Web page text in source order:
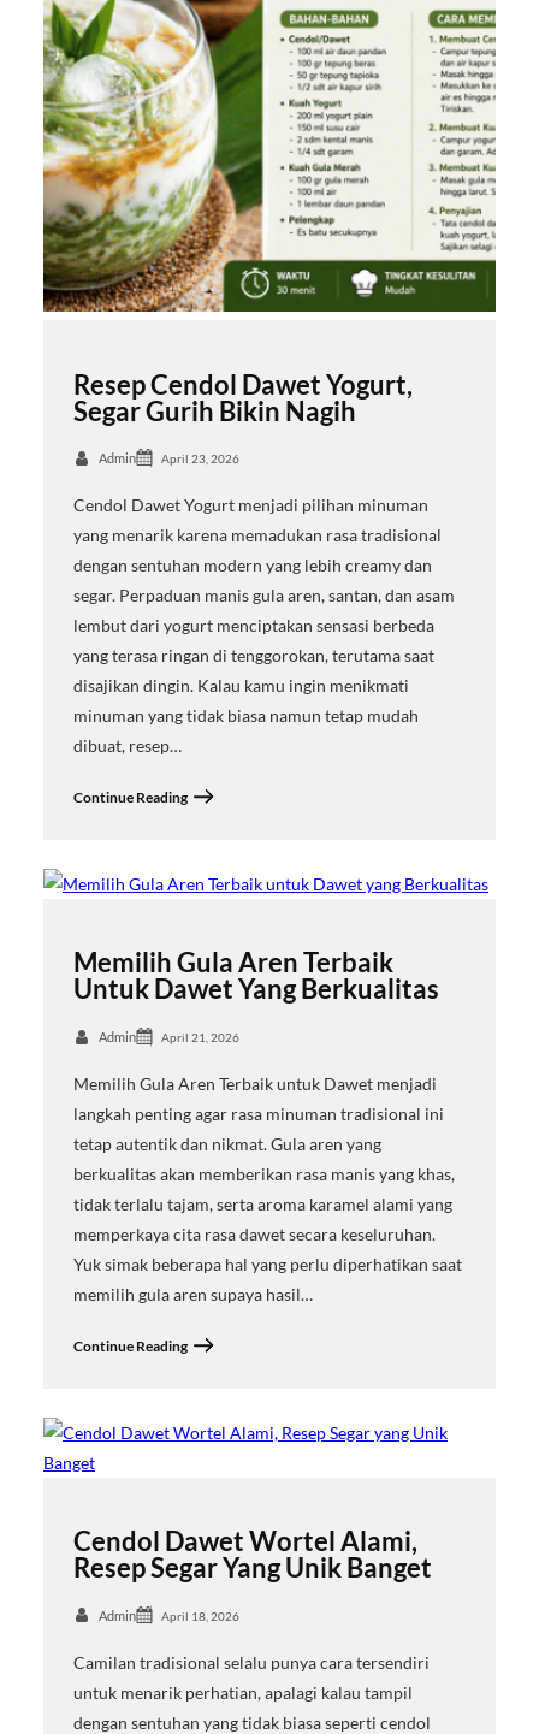
Resep Cendol Dawet Yogurt,
Segar Gurih Bikin Nagih
Admin April 23, 2026
Cendol Dawet Yogurt menjadi pilihan minuman
yang menarik karena memadukan rasa tradisional
dengan sentuhan modern yang lebih creamy dan
segar. Perpaduan manis gula aren, santan, dan asam
lembut dari yogurt menciptakan sensasi berbeda
yang terasa ringan di tenggorokan, terutama saat
disajikan dingin. Kalau kamu ingin menikmati
minuman yang tidak biasa namun tetap mudah
dibuat, resep…
Continue Reading
Memilih Gula Aren Terbaik
Untuk Dawet Yang Berkualitas
Admin April 21, 2026
Memilih Gula Aren Terbaik untuk Dawet menjadi
langkah penting agar rasa minuman tradisional ini
tetap autentik dan nikmat. Gula aren yang
berkualitas akan memberikan rasa manis yang khas,
tidak terlalu tajam, serta aroma karamel alami yang
memperkaya cita rasa dawet secara keseluruhan.
Yuk simak beberapa hal yang perlu diperhatikan saat
memilih gula aren supaya hasil…
Continue Reading
Cendol Dawet Wortel Alami,
Resep Segar Yang Unik Banget
Admin April 18, 2026
Camilan tradisional selalu punya cara tersendiri
untuk menarik perhatian, apalagi kalau tampil
dengan sentuhan yang tidak biasa seperti cendol